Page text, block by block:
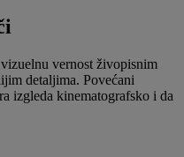
vernost živopisnim
detaljima. Povećani
izgleda kinematografsko i da